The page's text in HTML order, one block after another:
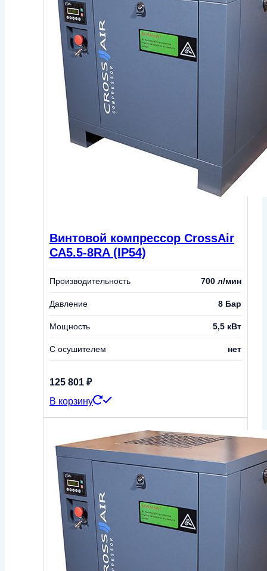
Винтовой компрессор CrossAir
CA5.5-8RA (IP54)
Производительность 700 л/мин
Давление 8 Бар
Мощность 5,5 кВт
С осушителем нет
125 801 ₽
В корзину